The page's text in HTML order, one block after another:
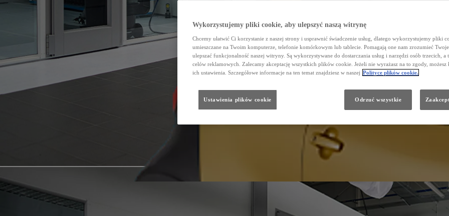
Wykorzystujemy pliki cookie, aby ulepszyć naszą witrynę
Chcemy ułatwić Ci korzystanie z naszej strony i usprawnić świadczenie usług, dlatego wykorzystujemy pliki
umieszczane na Twoim komputerze, telefonie komórkowym lub tablecie. Pomagają one nam zrozumieć
ulepszać funkcjonalność naszej witryny. Są wykorzystywane do dostarczania usług i narzędzi osób trzecich, a
celów reklamowych. Zalecamy akceptację wszystkich plików cookie. Jeżeli nie wyrażasz na to zgody, możesz
ich ustawienia. Szczegółowe informacje na ten temat znajdziesz w naszej Polityce plików cookie.
Ustawienia plików cookie Odrzuć wszystkie